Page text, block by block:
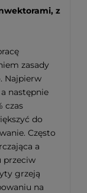
z
zasady
Najpierw
następnie
czas
do
Często
a
przeciw
grzeją
na